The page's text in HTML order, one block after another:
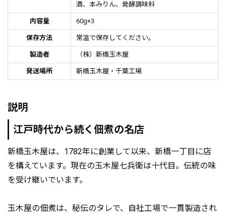
酒、本みりん、発酵調味料
内容量 60g×3
保存方法 常温で保存してください。
製造者 （株）新橋玉木屋
発送場所 新橋玉木屋・千葉工場
説明
江戸時代から続く佃煮の名店
新橋玉木屋は、1782年に創業して以来、新橋一丁目に店
を構えています。現在の玉木屋七兵衛は十代目。伝統の味
を受け継いでいます。
玉木屋の佃煮は、秘伝のタレで、自社工場で一貫製造され